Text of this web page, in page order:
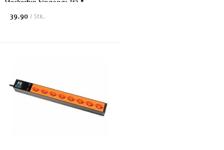
Steckertyp Eingang: T12 *
Steckertyp Ausgang: T13 *
39.90 / Stk.